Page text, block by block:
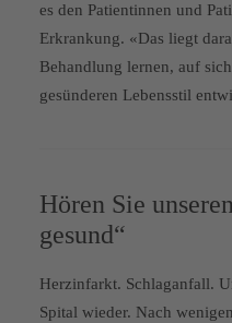
es den Patientinnen und
Erkrankung. «Das liegt
Behandlung lernen, auf
gesünderen Lebensstil
Hören Sie
gesund“
Herzinfarkt. Schlaganfall.
Spital wieder. Nach